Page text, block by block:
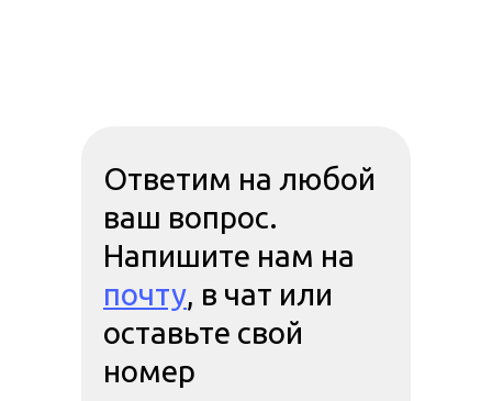
Ответим на любой
ваш вопрос.
Напишите нам на
почту, в чат или
оставьте свой
номер